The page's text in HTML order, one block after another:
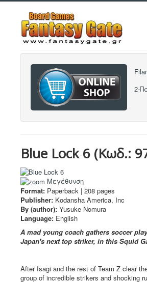
2-
Blue Lock 6 (Κωδ.:
Μεγέθυνση
Format: Paperback | 208 pages
Publisher: Kodansha America, Inc
By (author): Yusuke Nomura
Language: English
A mad young coach gathers soccer
Japan's next top striker, in this Squid
After Isagi and the rest of Team Z clear
group of incredible strikers and shocking